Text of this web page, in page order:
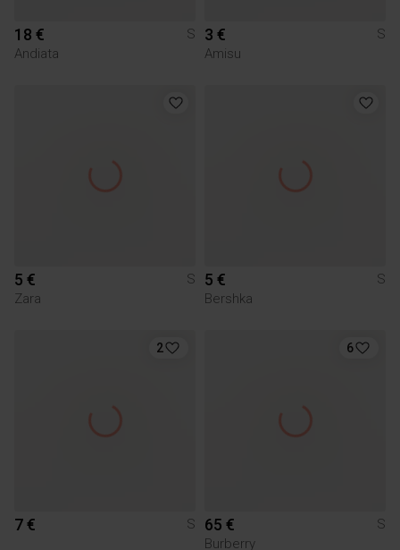
18 €
S
Andiata
3 €
S
Amisu
5 €
S
Zara
5 €
S
Bershka
2
7 € S
6
65 €
S
Burberry